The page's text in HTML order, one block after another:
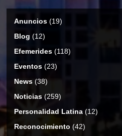
Anuncios (19)
Blog (12)
Efemerides (118)
Eventos (23)
News (38)
Noticias (259)
Personalidad Latina (12)
Reconocimiento (42)